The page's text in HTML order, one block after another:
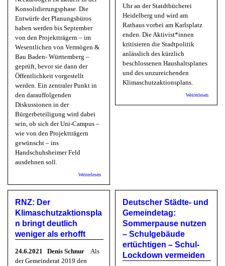
Konsolidierungsphase. Die
Entwürfe der Planungsbüros
haben werden bis September
von den Projektträgern – im
Wesentlichen von Vermögen &
Bau Baden- Württemberg –
geprüft, bevor sie dann der
Öffentlichkeit vorgestellt
werden. Ein zentraler Punkt in
den darauffolgenden
Diskussionen in der
Bürgerbeteiligung wird dabei
sein, ob sich der Uni-Campus –
wie von den Projektträgern
gewünscht – ins
Handschuhsheimer Feld
ausdehnen soll.
Weiterlesen
Uhr an der Statdtbücherei
Heidelberg und wird am
Rathaus vorbei am Karlsplatz
enden. Die Aktivist*innen
kritisieren die Stadtpolitik
anlässlich des kürzlich
beschlossenen Haushaltsplanes
und des unzureichenden
Klimaschutzaktionsplans.
Weiterlesen
RNZ: Der
Klimaschutzaktionspla
n bringt deutlich
weniger als erhofft
24.6.2021 Denis Schnur Als
der Gemeinderat 2019 den
Deutscher Städte- und
Gemeindetag:
Sommerpause nutzen
– Schulgebäude
ertüchtigen – Schul-
Lockdown vermeiden